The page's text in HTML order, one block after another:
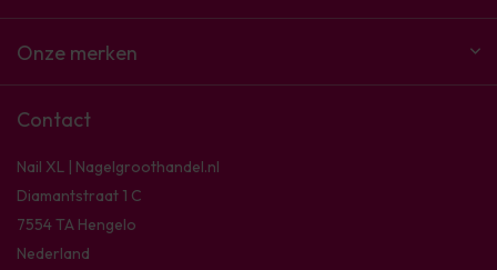
Onze merken
Contact
Nail XL | Nagelgroothandel.nl
Diamantstraat 1 C
7554 TA Hengelo
Nederland